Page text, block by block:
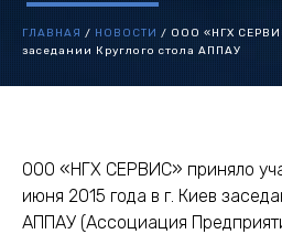
ГЛАВНАЯ / НОВОСТИ / ООО «НГХ
заседании Круглого стола АППАУ
ООО «НГХ СЕРВИС» приняло
июня 2015 года в г. Киев
АППАУ (Ассоциация